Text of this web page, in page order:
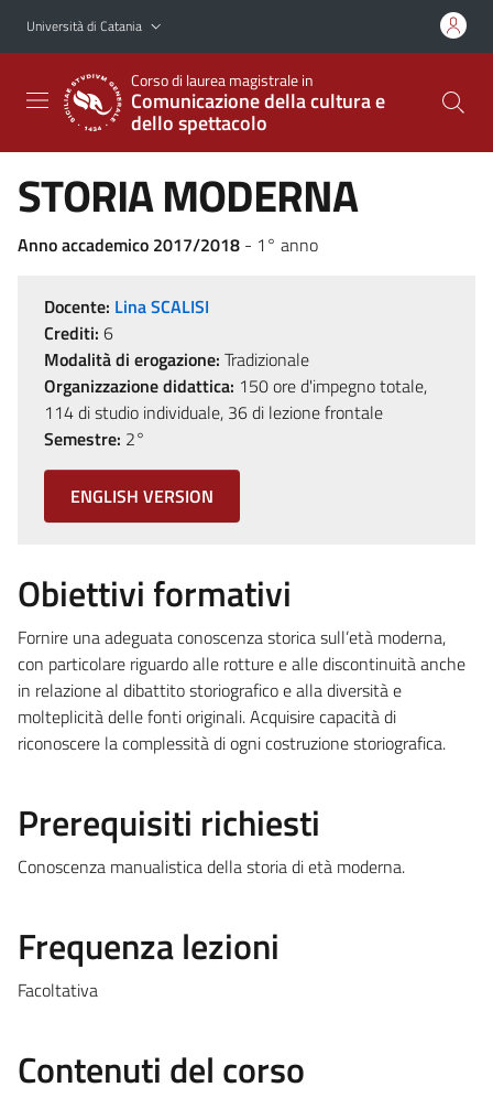
Vai al contenuto principale
Vai al menu di navigazione
Università di Catania
Corso di laurea magistrale in
Comunicazione della cultura e
dello spettacolo
STORIA MODERNA
Anno accademico 2017/2018 - 1° anno
Docente: Lina SCALISI
Crediti: 6
Modalità di erogazione: Tradizionale
Organizzazione didattica: 150 ore d'impegno totale,
114 di studio individuale, 36 di lezione frontale
Semestre: 2°
ENGLISH VERSION
Obiettivi formativi
Fornire una adeguata conoscenza storica sull’età moderna,
con particolare riguardo alle rotture e alle discontinuità anche
in relazione al dibattito storiografico e alla diversità e
molteplicità delle fonti originali. Acquisire capacità di
riconoscere la complessità di ogni costruzione storiografica.
Prerequisiti richiesti
Conoscenza manualistica della storia di età moderna.
Frequenza lezioni
Facoltativa
Contenuti del corso